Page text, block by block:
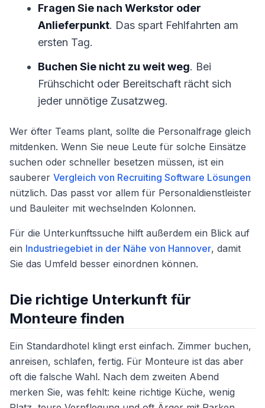
Fragen Sie nach Werkstor oder
Anlieferpunkt. Das spart Fehlfahrten am
ersten Tag.
Buchen Sie nicht zu weit weg. Bei
Frühschicht oder Bereitschaft rächt sich
jeder unnötige Zusatzweg.
Wer öfter Teams plant, sollte die Personalfrage gleich
mitdenken. Wenn Sie neue Leute für solche Einsätze
suchen oder schneller besetzen müssen, ist ein
sauberer Vergleich von Recruiting Software Lösungen
nützlich. Das passt vor allem für Personaldienstleister
und Bauleiter mit wechselnden Kolonnen.
Für die Unterkunftssuche hilft außerdem ein Blick auf
ein Industriegebiet in der Nähe von Hannover, damit
Sie das Umfeld besser einordnen können.
Die richtige Unterkunft für
Monteure finden
Ein Standardhotel klingt erst einfach. Zimmer buchen,
anreisen, schlafen, fertig. Für Monteure ist das aber
oft die falsche Wahl. Nach dem zweiten Abend
merken Sie, was fehlt: keine richtige Küche, wenig